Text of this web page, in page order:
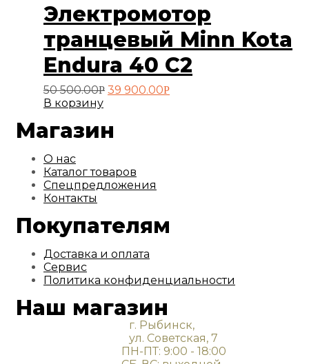
Электромотор
транцевый Minn Kota
Endura 40 С2
50 500.00Р Первоначальная
50
500.00руб..
39 900.00РТекущая
В корзину
Магазин
О нас
Каталог товаров
Спецпредложения
Контакты
Покупателям
Доставка и оплата
Сервис
Политика конфиденциальности
Наш магазин
г. Рыбинск,
ул. Советская, 7
ПН-ПТ: 9:00 - 18:00